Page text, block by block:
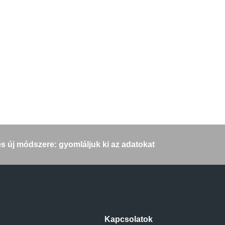
új módszere: gyomláljuk ki az adatokat
Kapcsolatok